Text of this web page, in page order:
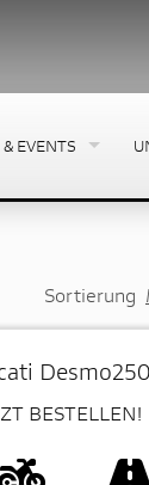
EVENTS
sind auch
Sortierung
BESTELLEN!